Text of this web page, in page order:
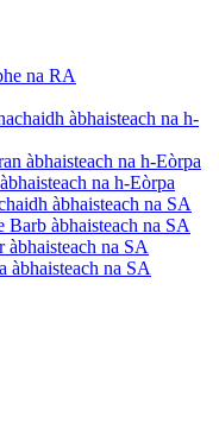
na RA
àbhaisteach na h-
àbhaisteach na h-Eòrpa
na h-Eòrpa
àbhaisteach na SA
Barb àbhaisteach na SA
àbhaisteach na SA
àbhaisteach na SA